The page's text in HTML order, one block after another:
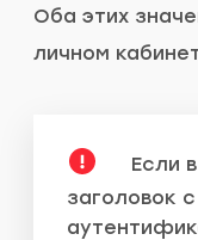
Оба этих
личном
Если
заголовок